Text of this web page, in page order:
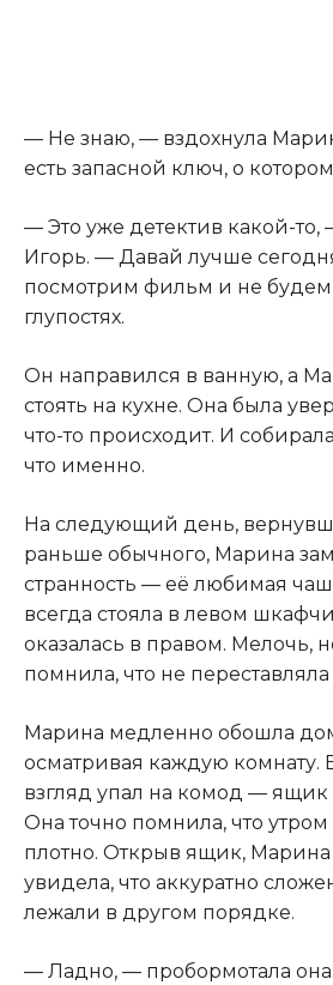
— Не знаю, — вздохнула
есть запасной ключ, о
— Это уже детектив какой-то,
Игорь. — Давай лучше
посмотрим фильм и не будем
глупостях.
Он направился в ванную, а
стоять на кухне. Она была
что-то происходит. И
что именно.
На следующий день,
раньше обычного, Марина
странность — её любимая
всегда стояла в левом
оказалась в правом. Мелочь,
помнила, что не переставляла
Марина медленно обошла
осматривая каждую комнату.
взгляд упал на комод — ящик
Она точно помнила, что утром
плотно. Открыв ящик,
увидела, что аккуратно
лежали в другом порядке.
— Ладно, — пробормотала